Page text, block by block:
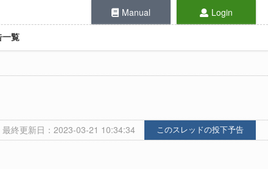
Manual Login
一覧
最終更新日：2023-03-21 10:34:34 このスレッドの投下予告